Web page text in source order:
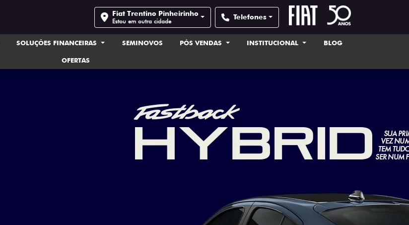
Fiat Trentino Pinheirinho
Estou em outra cidade Telefones
SOLUÇÕES FINANCEIRAS SEMINOVOS PÓS VENDAS INSTITUCIONAL BLOG
OFERTAS